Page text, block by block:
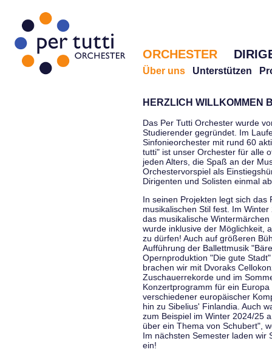
ORCHESTER
Über uns Unterstützen
HERZLICH WILLKOMMEN
Das Per Tutti Orchester wurde
Studierender gegründet. Im
Sinfonieorchester mit rund 60
tutti" ist unser Orchester für alle
jeden Alters, die Spaß an der
Orchestervorspiel als
Dirigenten und Solisten einmal
In seinen Projekten legt sich das
musikalischen Stil fest. Im
das musikalische
wurde inklusive der Möglichkeit,
zu dürfen! Auch auf größeren
Aufführung der Ballettmusik
Opernproduktion "Die gute
brachen wir mit Dvoraks
Zuschauerrekorde und im
Konzertprogramm für ein
verschiedener europäischer
hin zu Sibelius' Finlandia. Auch
zum Beispiel im Winter 2024/25
über ein Thema von Schubert",
Im nächsten Semester laden wir
ein!